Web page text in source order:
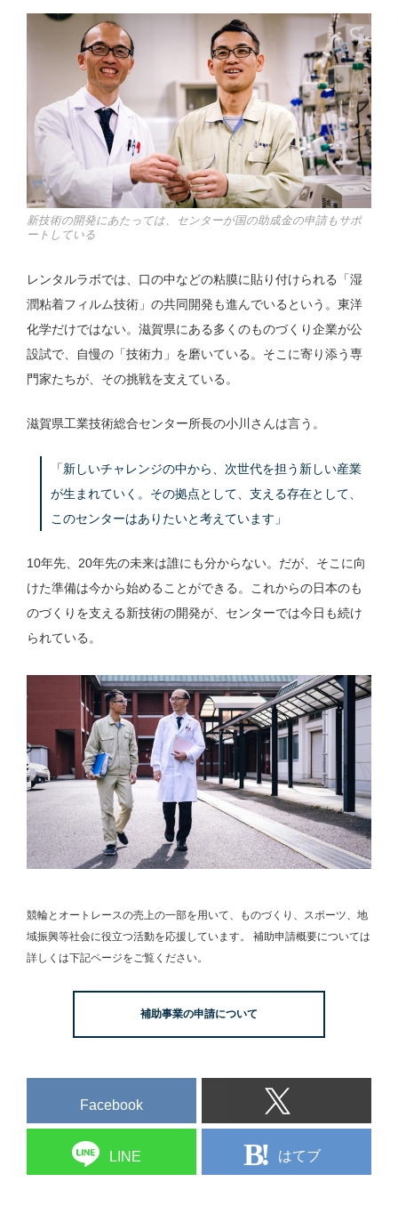
新技術の開発にあたっては、センターが国の助成金の申請もサポ
ートしている
レンタルラボでは、口の中などの粘膜に貼り付けられる「湿
潤粘着フィルム技術」の共同開発も進んでいるという。東洋
化学だけではない。滋賀県にある多くのものづくり企業が公
設試で、自慢の「技術力」を磨いている。そこに寄り添う専
門家たちが、その挑戦を支えている。
滋賀県工業技術総合センター所長の小川さんは言う。
「新しいチャレンジの中から、次世代を担う新しい産業
が生まれていく。その拠点として、支える存在として、
このセンターはありたいと考えています」
10年先、20年先の未来は誰にも分からない。だが、そこに向
けた準備は今から始めることができる。これからの日本のも
のづくりを支える新技術の開発が、センターでは今日も続け
られている。
競輪とオートレースの売上の一部を用いて、
ものづくり、スポーツ、地
域振興等社会に役立つ活動を応援しています。
補助申請概要については
詳しくは下記ページをご覧ください。
補助事業の申請について
Facebook
LINE はてブ